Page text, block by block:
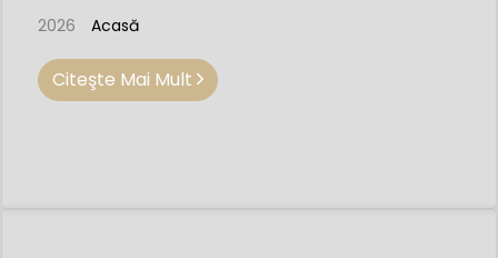
2026 Acasă
Citeşte Mai Mult